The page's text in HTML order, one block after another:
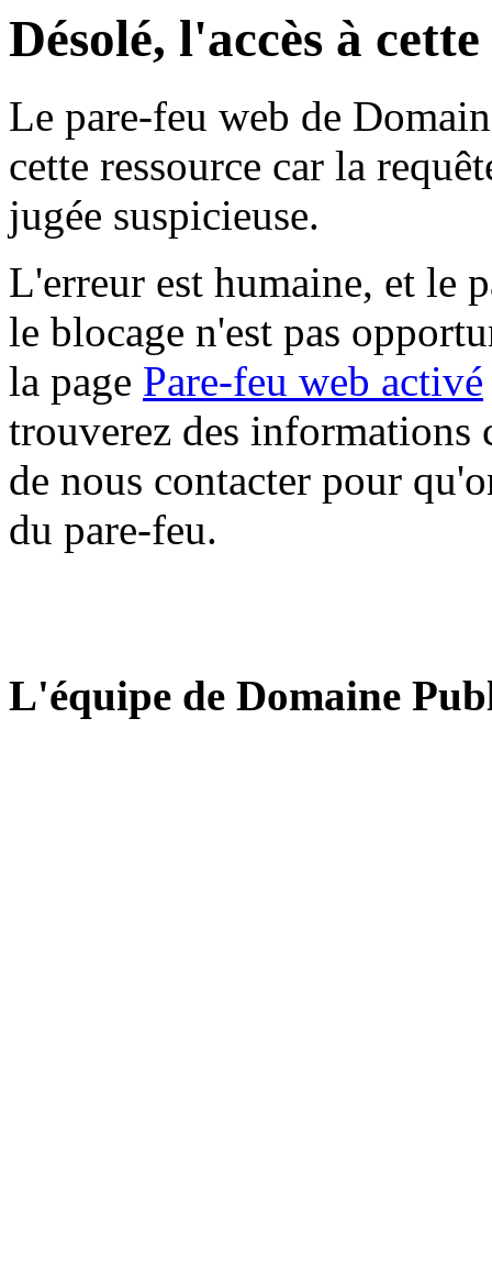
Désolé, l'accès à
Le pare-feu web de
cette ressource car la
jugée suspicieuse.
L'erreur est humaine, et le
le blocage n'est pas
la page Pare-feu web activé
trouverez des informations
de nous contacter pour
du pare-feu.
L'équipe de Domaine